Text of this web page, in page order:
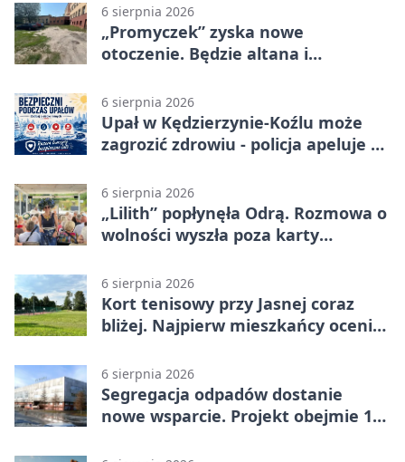
6 sierpnia 2026
„Promyczek” zyska nowe
otoczenie. Będzie altana i
6 sierpnia 2026
Upał w Kędzierzynie-Koźlu może
zagrozić zdrowiu - policja apeluje o
6 sierpnia 2026
„Lilith” popłynęła Odrą. Rozmowa o
wolności wyszła poza karty
6 sierpnia 2026
Kort tenisowy przy Jasnej coraz
bliżej. Najpierw mieszkańcy ocenią
6 sierpnia 2026
Segregacja odpadów dostanie
nowe wsparcie. Projekt obejmie 15